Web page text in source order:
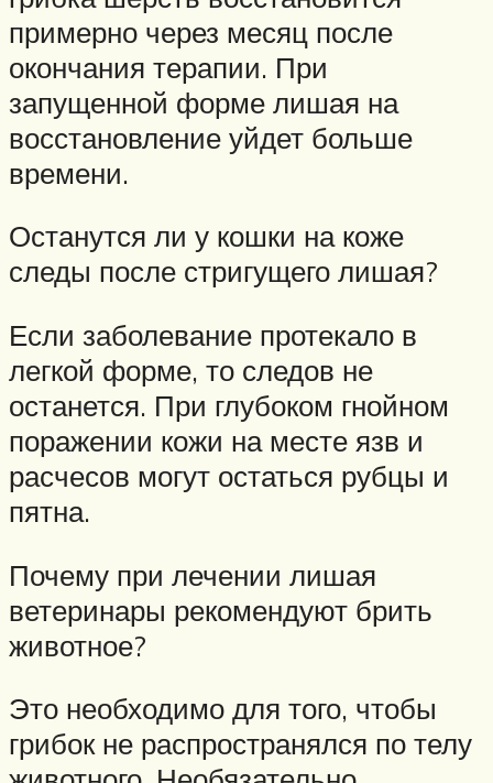
примерно через месяц после
окончания терапии. При
запущенной форме лишая на
восстановление уйдет больше
времени.
Останутся ли у кошки на коже
следы после стригущего лишая?
Если заболевание протекало в
легкой форме, то следов не
останется. При глубоком гнойном
поражении кожи на месте язв и
расчесов могут остаться рубцы и
пятна.
Почему при лечении лишая
ветеринары рекомендуют брить
животное?
Это необходимо для того, чтобы
грибок не распространялся по телу